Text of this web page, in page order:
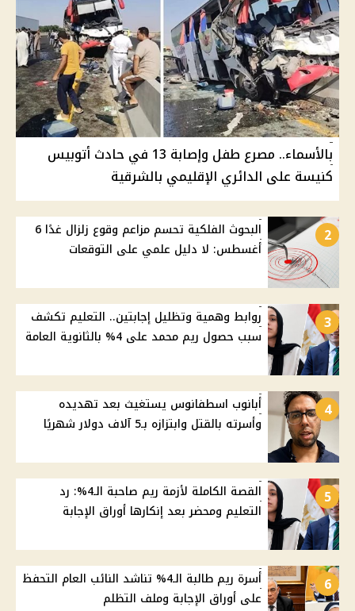
بالأسماء.. مصرع طفل وإصابة 13 في حادث أتوبيس
كنيسة على الدائري الإقليمي بالشرقية
2
البحوث الفلكية تحسم مزاعم وقوع زلزال غدًا 6
أغسطس: لا دليل علمي على التوقعات
3
روابط وهمية وتظليل إجابتين.. التعليم تكشف
سبب حصول ريم محمد على 4% بالثانوية العامة
4
أبانوب اسطفانوس يستغيث بعد تهديده
وأسرته بالقتل وابتزازه بـ5 آلاف دولار شهريًا
5
القصة الكاملة لأزمة ريم صاحبة الـ4%: رد
التعليم ومحضر بعد إنكارها أوراق الإجابة
6
أسرة ريم طالبة الـ4% تناشد النائب العام التحفظ
على أوراق الإجابة وملف التظلم